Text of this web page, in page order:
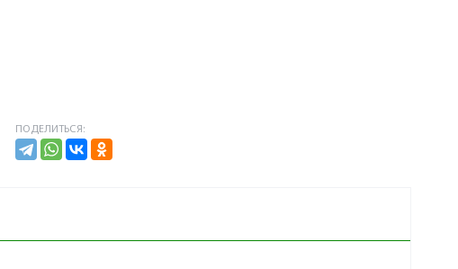
ПОДЕЛИТЬСЯ: